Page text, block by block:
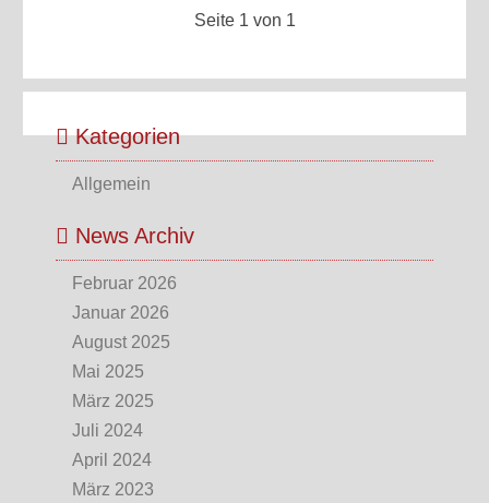
Seite 1 von 1
Kategorien
Allgemein
News Archiv
Februar 2026
Januar 2026
August 2025
Mai 2025
März 2025
Juli 2024
April 2024
März 2023